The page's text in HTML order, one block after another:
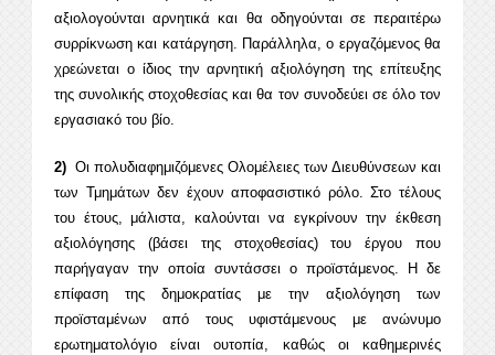
αξιολογούνται αρνητικά και θα οδηγούνται σε περαιτέρω
συρρίκνωση και κατάργηση. Παράλληλα, ο εργαζόμενος θα
χρεώνεται ο ίδιος την αρνητική αξιολόγηση της επίτευξης
της συνολικής στοχοθεσίας και θα τον συνοδεύει σε όλο τον
εργασιακό του βίο.
2) Οι πολυδιαφημιζόμενες Ολομέλειες των Διευθύνσεων και
των Τμημάτων δεν έχουν αποφασιστικό ρόλο. Στο τέλους
του έτους, μάλιστα, καλούνται να εγκρίνουν την έκθεση
αξιολόγησης (βάσει της στοχοθεσίας) του έργου που
παρήγαγαν την οποία συντάσσει ο προϊστάμενος. Η δε
επίφαση της δημοκρατίας με την αξιολόγηση των
προϊσταμένων από τους υφιστάμενους με ανώνυμο
ερωτηματολόγιο είναι ουτοπία, καθώς οι καθημερινές